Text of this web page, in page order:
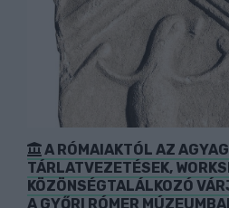
A RÓMAIAKTÓL AZ
TÁRLATVEZETÉSEK,
KÖZÖNSÉGTALÁLKOZÓ
A GYŐRI RÓMER